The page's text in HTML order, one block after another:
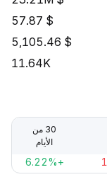
57.87
5,105.46
11.64K
30 من
الأيام
+6.22%